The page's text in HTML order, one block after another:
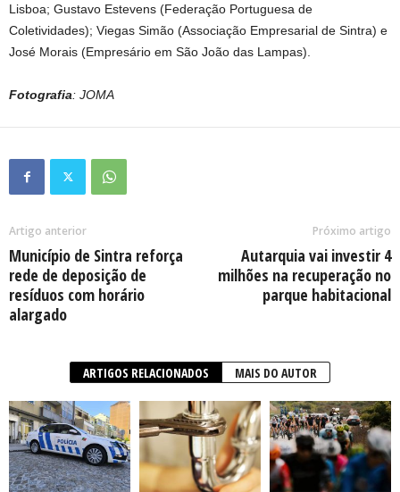
Lisboa; Gustavo Estevens (Federação Portuguesa de
Coletividades); Viegas Simão (Associação Empresarial de Sintra) e
José Morais (Empresário em São João das Lampas).
Fotografia: JOMA
Artigo anterior
Município de Sintra reforça
rede de deposição de
resíduos com horário
alargado
Próximo artigo
Autarquia vai investir 4
milhões na recuperação no
parque habitacional
ARTIGOS RELACIONADOS MAIS DO AUTOR